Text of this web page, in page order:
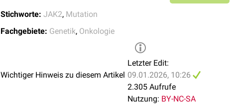
Stichworte: JAK2, Mutation
Fachgebiete: Genetik, Onkologie
Wichtiger Hinweis zu diesem Artikel
Letzter Edit:
09.01.2026, 10:26
2.305 Aufrufe
Nutzung: BY-NC-SA